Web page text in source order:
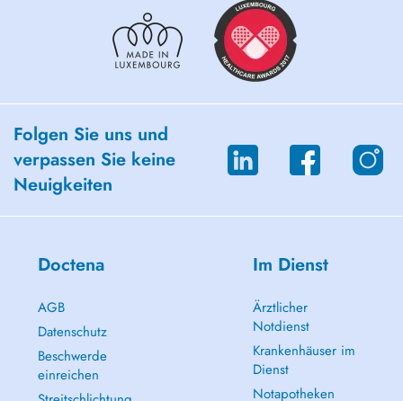
Folgen Sie uns und
verpassen Sie keine
Neuigkeiten
Doctena
AGB
Datenschutz
Beschwerde
einreichen
Im Dienst
Ärztlicher
Notdienst
Krankenhäuser im
Dienst
Notapotheken